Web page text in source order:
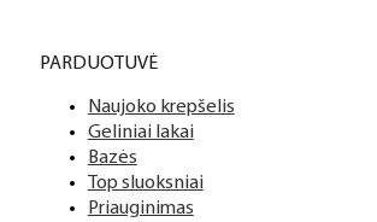
PARDUOTUVĖ
Naujoko krepšelis
Geliniai lakai
Bazės
Top sluoksniai
Priauginimas